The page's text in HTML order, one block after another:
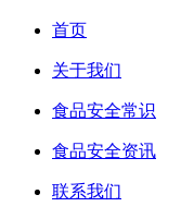
首页
关于我们
食品安全常识
食品安全资讯
联系我们